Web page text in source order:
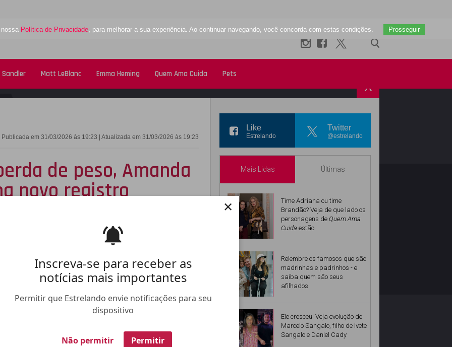
Inscreva-se para receber as
notícias mais importantes
Permitir que Estrelando envie notificações para seu
dispositivo
Não permitir Permitir
×
Política de Privacidade, para melhorar a sua experiência. Ao continuar navegando, você concorda com estas condições. Prosseguir
Sandler Matt LeBlanc Emma Heming Quem Ama Cuida Pets
X
Publicada em 31/03/2026 às 19:23 | Atualizada em 31/03/2026 às 19:23
de peso, Amanda
novo registro
de 14 quilos
Like
Estrelando
Twitter
@estrelando
Mais Lidas Últimas
Time Adriana ou time
Brandão? Veja de que lado os
personagens de Quem Ama
Cuida estão
Relembre os famosos que são
madrinhas e padrinhos - e
saiba quem são seus
afilhados
Ele cresceu! Veja evolução de
Marcelo Sangalo, filho de Ivete
Sangalo e Daniel Cady
INSTAGRAM
ANUNCIE NO ESTRELANDO TRABALHE NO ESTRELANDO
Desenvolvido por